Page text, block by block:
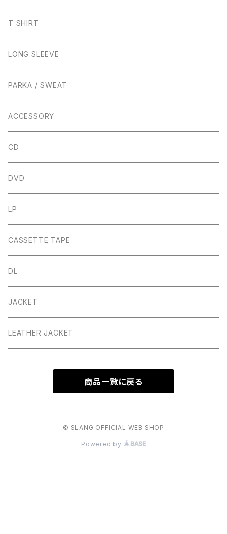
T SHIRT
LONG SLEEVE
PARKA / SWEAT
ACCESSORY
CD
DVD
LP
CASSETTE TAPE
DL
JACKET
LEATHER JACKET
商品一覧に戻る
© SLANG OFFICIAL WEB SHOP
Powered by